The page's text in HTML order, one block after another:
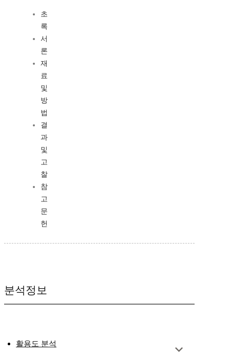
초
록
서
론
재
료
및
방
법
결
과
및
고
찰
참
고
문
헌
분석정보
활용도 분석